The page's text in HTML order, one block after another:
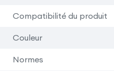
Compatibilité du produit
Couleur
Normes